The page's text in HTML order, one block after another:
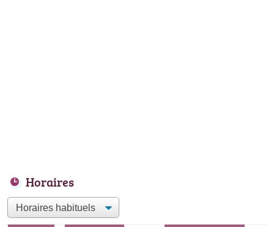
Horaires